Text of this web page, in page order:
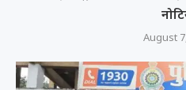
August